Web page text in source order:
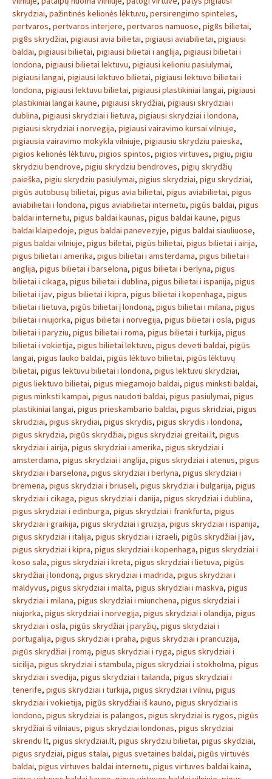
skrydziai, pažintinės kelionės lėktuvu, persirengimo spinteles,
pertvaros, pertvaros interjere, pertvaros namuose, pig8s bilietai,
pig8s skrydžiai, pigiausi avia bilietai, pigiausi aviabilietai, pigiausi
baldai, pigiausi bilietai, pigiausi bilietai i anglija, pigiausi bilietai i
londona, pigiausi bilietai lektuvu, pigiausi kelioniu pasiulymai,
pigiausi langai, pigiausi lektuvo bilietai, pigiausi lektuvo bilietai i
londona, pigiausi lektuvu bilietai, pigiausi plastikiniai langai, pigiausi
plastikiniai langai kaune, pigiausi skrydžiai, pigiausi skrydziai i
dublina, pigiausi skrydziai i lietuva, pigiausi skrydziai i londona,
pigiausi skrydziai i norvegija, pigiausi vairavimo kursai vilniuje,
pigiausia vairavimo mokykla vilniuje, pigiausiu skrydziu paieska,
pigios kelionės lėktuvu, pigios spintos, pigios virtuves, pigiu, pigiu
skrydziu bendrove, pigiu skrydziu bendroves, pigių skrydžių
paieška, pigiu skrydziu pasiulymai, pigius skrydziai, pigu skrydziai,
pigūs autobusų bilietai, pigus avia bilietai, pigus aviabilietai, pigus
aviabilietai i londona, pigus aviabilietai internetu, pigūs baldai, pigus
baldai internetu, pigus baldai kaunas, pigus baldai kaune, pigus
baldai klaipedoje, pigus baldai panevezyje, pigus baldai siauliuose,
pigus baldai vilniuje, pigus biletai, pigūs bilietai, pigus bilietai i airija,
pigus bilietai i amerika, pigus bilietai i amsterdama, pigus bilietai i
anglija, pigus bilietai i barselona, pigus bilietai i berlyna, pigus
bilietai i cikaga, pigus bilietai i dublina, pigus bilietai i ispanija, pigus
bilietai i jav, pigus bilietai i kipra, pigus bilietai i kopenhaga, pigus
bilietai i lietuva, pigūs bilietai į londoną, pigus bilietai i milana, pigus
bilietai i niujorka, pigus bilietai i norvegija, pigus bilietai i osla, pigus
bilietai i paryziu, pigus bilietai i roma, pigus bilietai i turkija, pigus
bilietai i vokietija, pigus bilietai lektuvu, pigus deveti baldai, pigūs
langai, pigus lauko baldai, pigūs lėktuvo bilietai, pigūs lėktuvų
bilietai, pigus lektuvu bilietai i londona, pigus lektuvu skrydziai,
pigus liektuvo bilietai, pigus miegamojo baldai, pigus minksti baldai,
pigus minksti kampai, pigus naudoti baldai, pigus pasiulymai, pigus
plastikiniai langai, pigus prieskambario baldai, pigus skridziai, pigus
skrudziai, pigus skrydiai, pigus skrydis, pigus skrydis i londona,
pigus skrydzia, pigūs skrydžiai, pigus skrydziai greitai.lt, pigus
skrydziai i airija, pigus skrydziai i amerika, pigus skrydziai i
amsterdama, pigus skrydziai i anglija, pigus skrydziai i atenus, pigus
skrydziai i barselona, pigus skrydziai i berlyna, pigus skrydziai i
bremena, pigus skrydziai i briuseli, pigus skrydziai i bulgarija, pigus
skrydziai i cikaga, pigus skrydziai i danija, pigus skrydziai i dublina,
pigus skrydziai i edinburga, pigus skrydziai i frankfurta, pigus
skrydziai i graikija, pigus skrydziai i gruzija, pigus skrydziai i ispanija,
pigus skrydziai i italija, pigus skrydziai i izraeli, pigūs skrydžiai į jav,
pigus skrydziai i kipra, pigus skrydziai i kopenhaga, pigus skrydziai i
koso sala, pigus skrydziai i kreta, pigus skrydziai i lietuva, pigūs
skrydžiai į londoną, pigus skrydziai i madrida, pigus skrydziai i
maldyvus, pigus skrydziai i malta, pigus skrydziai i maskva, pigus
skrydziai i milana, pigus skrydziai i miunchena, pigus skrydziai i
niujorka, pigus skrydziai i norvegija, pigus skrydziai i olandija, pigus
skrydziai i osla, pigūs skrydžiai į paryžių, pigus skrydziai i
portugalija, pigus skrydziai i praha, pigus skrydziai i prancuzija,
pigūs skrydžiai į romą, pigus skrydziai i ryga, pigus skrydziai i
sicilija, pigus skrydziai i stambula, pigus skrydziai i stokholma, pigus
skrydziai i svedija, pigus skrydziai i tailanda, pigus skrydziai i
tenerife, pigus skrydziai i turkija, pigus skrydziai i vilniu, pigus
skrydziai i vokietija, pigūs skrydžiai iš kauno, pigus skrydziai is
londono, pigus skrydziai is palangos, pigus skrydziai is rygos, pigūs
skrydžiai iš vilniaus, pigus skrydziai londonas, pigus skrydziai
skrendu lt, pigus skrydziai.lt, pigus skrydziu bilietai, pigus skydziai,
pigus srydziai, pigus stalai, pigus svetaines baldai, pigūs virtuvės
baldai, pigus virtuves baldai internetu, pigus virtuves baldai kaina,